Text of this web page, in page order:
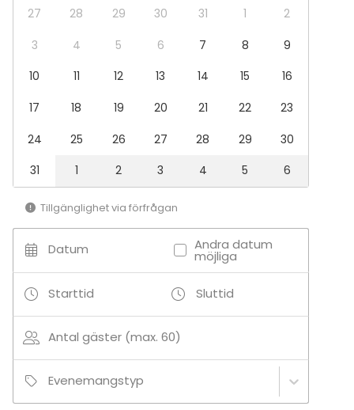
27 28 29 30 31 1
2
3
4 5 6 7 8
9
10
11 12 13 14 15
16
17
18 19 20 21 22
23
24
25 26 27 28 29
30
31
1 2 3 4 5 6
Tillgänglighet via förfrågan
Datum Andra datum
möjliga
Starttid Sluttid
Antal gäster (max. 60)
Evenemangstyp